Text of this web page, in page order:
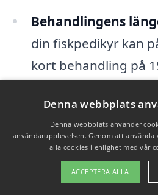
Behandlingens
din fiskpedikyr kan
kort behandling på
session på 30-45
Tilläggstjänster:
erbjuder extra
eller användning av
Denna webbplats
Denna webbplats använder
användarupplevelsen. Genom att
alla cookies i enlighet med vår
ACCEPTERA ALLA